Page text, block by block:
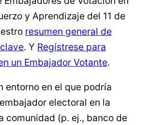
y Aprendizaje del 11 de
resumen general de
. Y Regístrese para
un Embajador Votante.
entorno en el que podría
electoral en la
comunidad (p. ej., banco de